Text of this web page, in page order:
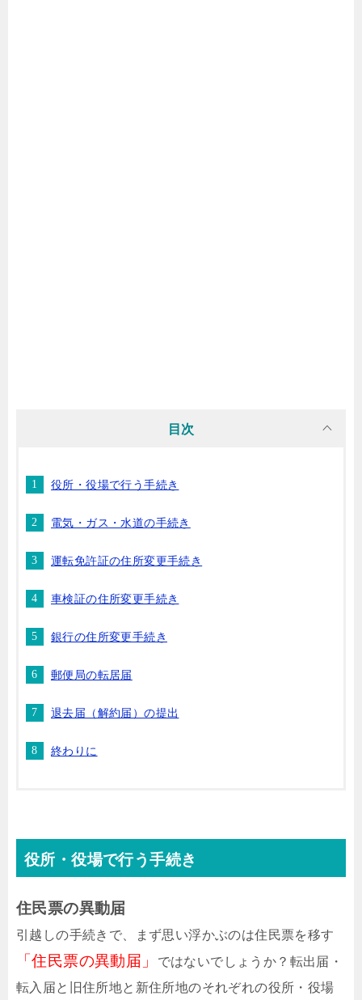
目次
役所・役場で行う手続き
電気・ガス・水道の手続き
運転免許証の住所変更手続き
車検証の住所変更手続き
銀行の住所変更手続き
郵便局の転居届
退去届（解約届）の提出
終わりに
役所・役場で行う手続き
住民票の異動届
引越しの手続きで、まず思い浮かぶのは住民票を移す
「住民票の異動届」
ではないでしょうか？転出届・
転入届と旧住所地と新住所地のそれぞれの役所・役場